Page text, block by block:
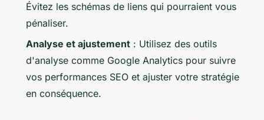
Évitez les schémas de liens qui pourraient vous
pénaliser.
Analyse et ajustement : Utilisez des outils
d'analyse comme Google Analytics pour suivre
vos performances SEO et ajuster votre stratégie
en conséquence.